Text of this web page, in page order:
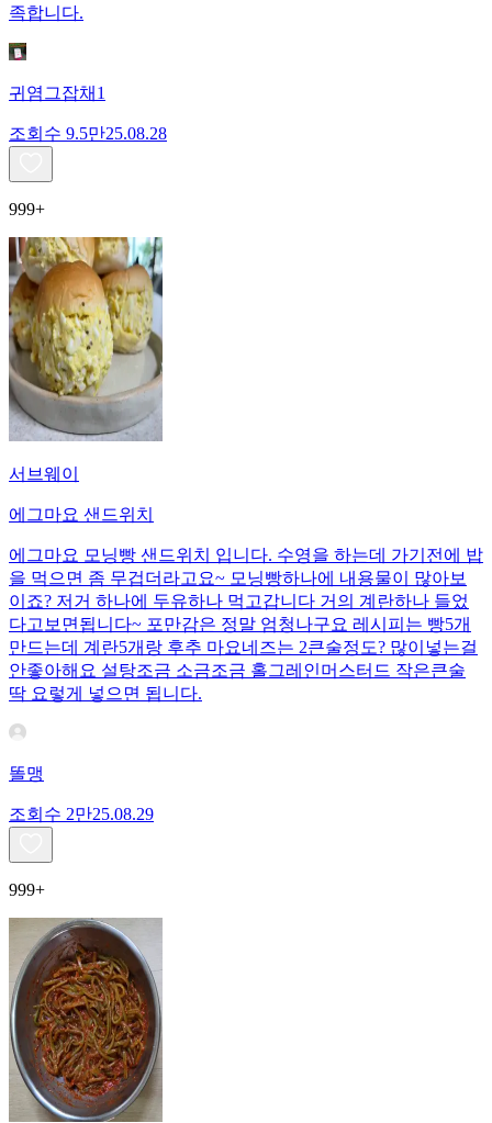
족합니다.
귀염그잡채1
조회수 9.5만25.08.28
999+
서브웨이
에그마요 샌드위치
에그마요 모닝빵 샌드위치 입니다. 수영을 하는데 가기전에 밥
을 먹으면 좀 무겁더라고요~ 모닝빵하나에 내용물이 많아보
이죠? 저거 하나에 두유하나 먹고갑니다 거의 계란하나 들었
다고보면됩니다~ 포만감은 정말 엄청나구요 레시피는 빵5개
만드는데 계란5개랑 후추 마요네즈는 2큰술정도? 많이넣는걸
안좋아해요 설탕조금 소금조금 홀그레인머스터드 작은큰술
딱 요렇게 넣으면 됩니다.
똘맹
조회수 2만25.08.29
999+